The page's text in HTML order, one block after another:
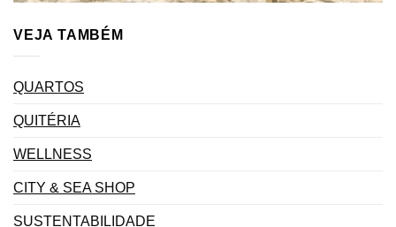
VEJA TAMBÉM
QUARTOS
QUITÉRIA
WELLNESS
CITY & SEA SHOP
SUSTENTABILIDADE